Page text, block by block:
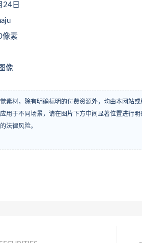
24日
像素
像
素材，除有明确标明的付费资源外，均由本网站
用于不同场景，请在图片下方中间显著位置进行
法律风险。